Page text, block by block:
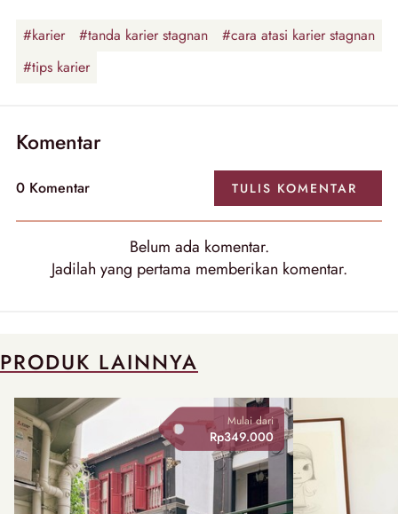
#karier #tanda karier stagnan
#cara atasi karier stagnan
#tips karier
Komentar
0 Komentar TULIS KOMENTAR
Belum ada komentar.
Jadilah yang pertama memberikan komentar.
PRODUK LAINNYA
Mulai dari
Rp349.000